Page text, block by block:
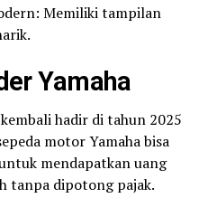
Memiliki tampilan
Yamaha
hadir di tahun 2025
motor Yamaha bisa
mendapatkan uang
tanpa dipotong pajak.